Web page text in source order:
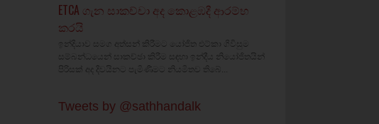
ETCA ගැන සාකච්චා අද කොළඹදී ආරම්භ
කරයි
ඉන්දියාව සමග අත්සන් කිරීමට යෝජිත එට්කා ගිවිසුම
සම්බන්ධයෙන් සාකච්ඡා කිරීම සඳහා ඉන්දීය නියෝජිතයින්
පිරිසක් අද දිවයිනට පැමිණීමට නියමිතව තිබේ...
Tweets by @sathhandalk